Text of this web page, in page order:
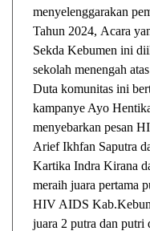
menyelenggarakan
Tahun 2024, Acara
Sekda Kebumen ini
sekolah menengah
Duta komunitas ini
kampanye Ayo
menyebarkan pesan
Arief Ikhfan Saputra
Kartika Indra Kirana
meraih juara pertama
HIV AIDS
juara 2 putra dan